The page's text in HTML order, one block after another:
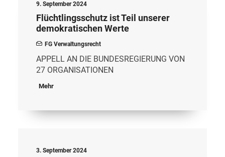
9. September 2024
Flüchtlingsschutz ist Teil unserer
demokratischen Werte
FG Verwaltungsrecht
APPELL AN DIE BUNDESREGIERUNG VON
27 ORGANISATIONEN
Mehr
3. September 2024